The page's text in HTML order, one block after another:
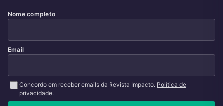
Nome completo
Email
Concordo em receber emails da Revista Impacto. Política de
privacidade.